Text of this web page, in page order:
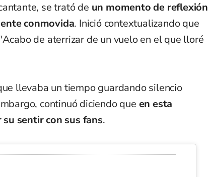
se trató de un momento de reflexión
conmovida. Inició contextualizando que
de aterrizar de un vuelo en el que lloré
llevaba un tiempo guardando silencio
continuó diciendo que en esta
sentir con sus fans.